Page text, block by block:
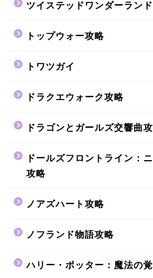
ツイステッドワンダーラン
トップウォー攻略
トワツガイ
ドラクエウォーク攻略
ドラゴンとガールズ交響曲
ドールズフロントライン：
攻略
ノアズハート攻略
ノフランド物語攻略
ハリー・ポッター：魔法の